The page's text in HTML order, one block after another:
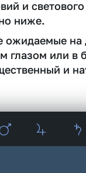
и
ниже.
ожидаемые
или в
и